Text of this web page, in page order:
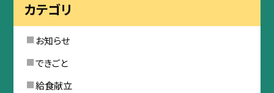
カテゴリ
お知らせ
できごと
給食献立